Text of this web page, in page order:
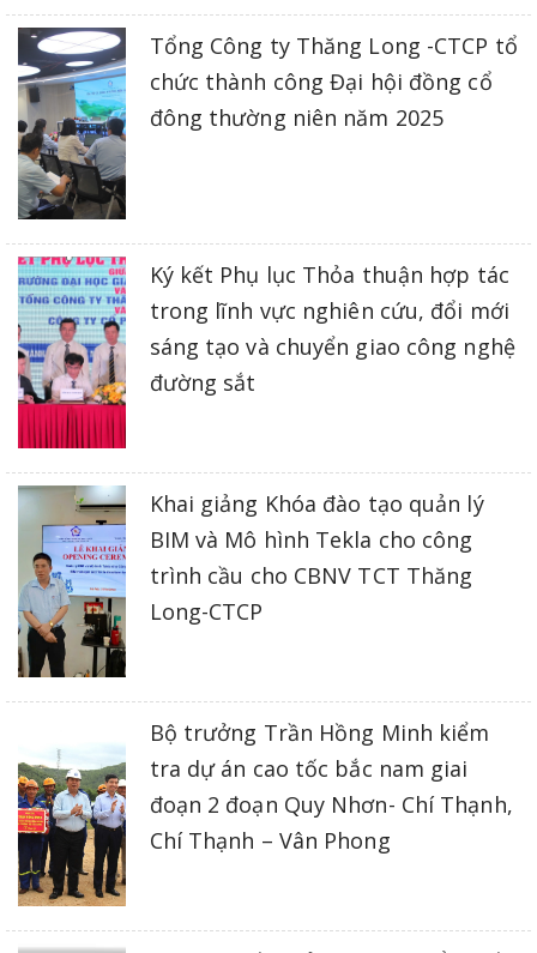
Tổng Công ty Thăng Long -CTCP tổ
chức thành công Đại hội đồng cổ
đông thường niên năm 2025
Ký kết Phụ lục Thỏa thuận hợp tác
trong lĩnh vực nghiên cứu, đổi mới
sáng tạo và chuyển giao công nghệ
đường sắt
Khai giảng Khóa đào tạo quản lý
BIM và Mô hình Tekla cho công
trình cầu cho CBNV TCT Thăng
Long-CTCP
Bộ trưởng Trần Hồng Minh kiểm
tra dự án cao tốc bắc nam giai
đoạn 2 đoạn Quy Nhơn- Chí Thạnh,
Chí Thạnh – Vân Phong